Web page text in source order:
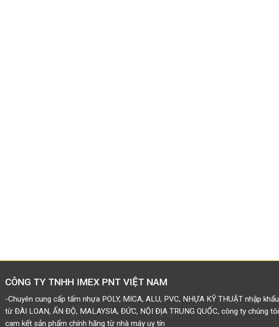
CÔNG TY TNHH IMEX PNT VIỆT NAM
-Chuyên cung cấp tấm nhựa POLY, MICA, ALU, PVC, NHỰA KỸ THUẬT nhập khẩu
từ ĐÀI LOAN, ẤN ĐỘ, MALAYSIA, ĐỨC, NỘI ĐỊA TRUNG QUỐC, công ty chúng tôi
cam kết sản phẩm chính hãng từ nhà máy uy tín